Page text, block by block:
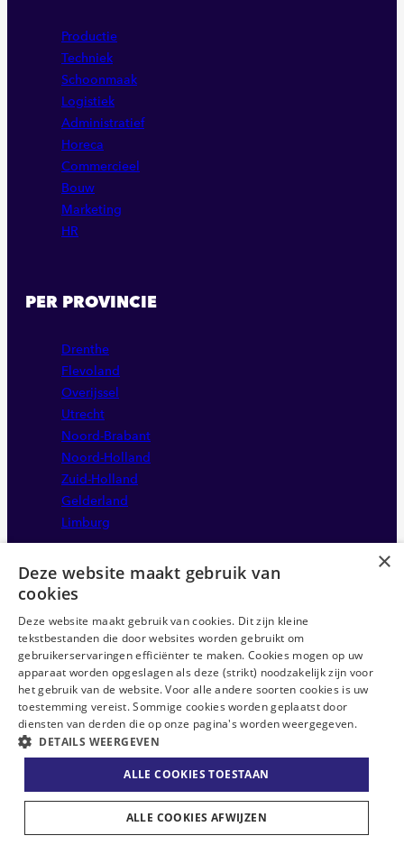
Productie
Techniek
Schoonmaak
Logistiek
Administratief
Horeca
Commercieel
Bouw
Marketing
HR
PER PROVINCIE
Drenthe
Flevoland
Overijssel
Utrecht
Noord-Brabant
Noord-Holland
Zuid-Holland
Gelderland
Limburg
Disclaimer
Sitemap
Privacystatement
Anti-discriminatie statement
×
Deze website maakt gebruik van
cookies
Deze website maakt gebruik van cookies. Dit zijn kleine
tekstbestanden die door websites worden gebruikt om
gebruikerservaringen efficiënter te maken. Cookies mogen op uw
apparaat worden opgeslagen als deze (strikt) noodzakelijk zijn voor
het gebruik van de website. Voor alle andere soorten cookies is uw
toestemming vereist. Sommige cookies worden geplaatst door
diensten van derden die op onze pagina's worden weergegeven.
DETAILS WEERGEVEN
ALLE COOKIES TOESTAAN
ALLE COOKIES AFWIJZEN